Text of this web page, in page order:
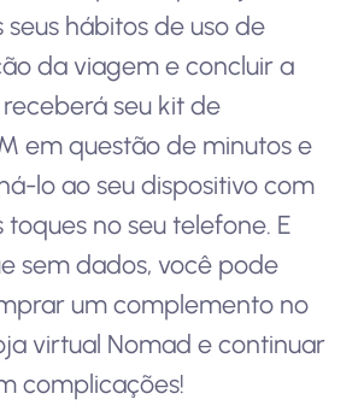
hábitos de uso de
da viagem e concluir a
seu kit de
em questão de minutos e
lo ao seu dispositivo com
no seu telefone. E
sem dados, você pode
um complemento no
virtual Nomad e continuar
complicações!